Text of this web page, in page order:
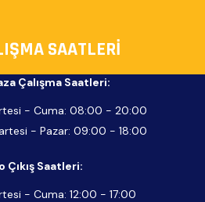
SAATLERI
Çalışma Saatleri:
- Cuma:08:00 - 20:00
- Pazar:09:00 - 18:00
Çıkış Saatleri:
- Cuma: 12:00 - 17:00